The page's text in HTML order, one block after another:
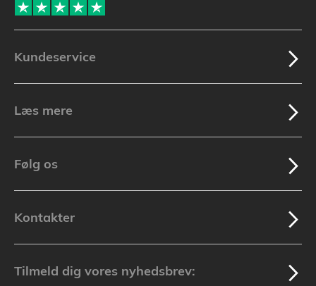
Kundeservice
Læs mere
Følg os
Kontakter
Tilmeld dig vores nyhedsbrev: